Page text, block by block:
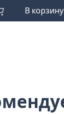
В корзину